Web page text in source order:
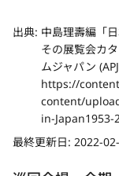
出典: 中島理壽編「
その展覧会カ
ムジャパン
https://
content/
in-Japan1953-
最終更新日: 2022-